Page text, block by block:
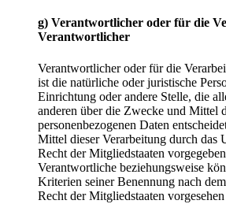
g) Verantwortlicher oder für die
Verantwortlicher
Verantwortlicher oder für die
ist die natürliche oder juristische
Einrichtung oder andere Stelle, die
anderen über die Zwecke und Mittel
personenbezogenen Daten
Mittel dieser Verarbeitung durch das
Recht der Mitgliedstaaten
Verantwortliche beziehungsweise
Kriterien seiner Benennung nach
Recht der Mitgliedstaaten